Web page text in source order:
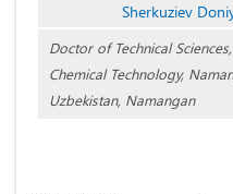
Sherkuziev
Doctor of Technical
Chemical Technology,
Uzbekistan, Namangan